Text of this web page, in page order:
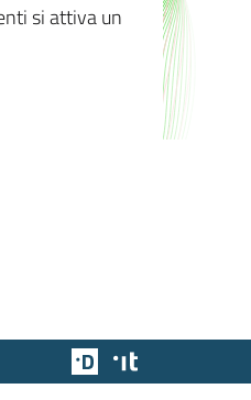
si attiva un
Team Digitale